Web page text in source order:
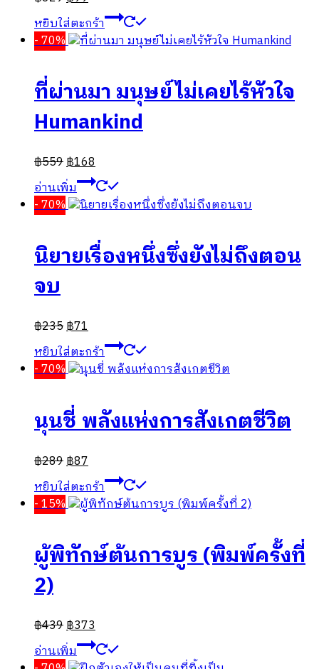
หยิบใส่ตะกร้า
- 70%
ที่ผ่านมา มนุษย์ไม่เคยไร้หัวใจ
Humankind
฿559฿168
อ่านเพิ่ม
- 70%
นิยายเรื่องหนึ่งซึ่งยังไม่ถึงตอน
จบ
฿235฿71
หยิบใส่ตะกร้า
- 70%
นุนชี่ พลังแห่งการสังเกตชีวิต
฿289฿87
หยิบใส่ตะกร้า
- 15%
ผู้พิทักษ์ต้นการบูร (พิมพ์ครั้งที่
2)
฿439฿373
อ่านเพิ่ม